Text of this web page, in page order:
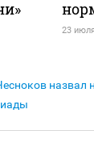
23
назвал